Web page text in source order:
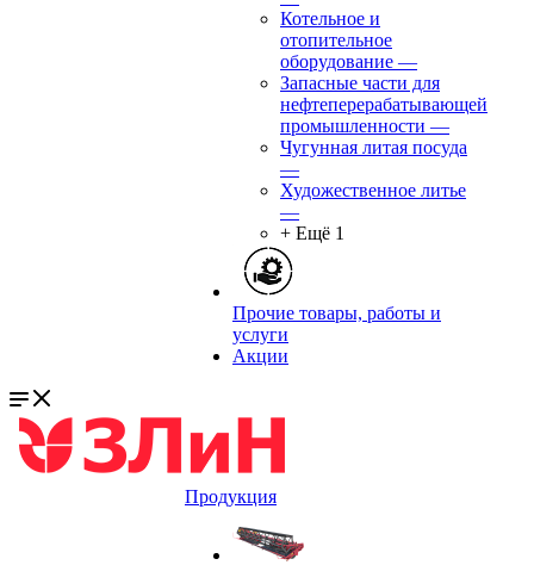
Котельное и
отопительное
оборудование —
Запасные части для
нефтеперерабатывающей
промышленности —
Чугунная литая посуда
—
Художественное литье
—
+ Ещё 1
Прочие товары, работы и
услуги
Акции
Продукция